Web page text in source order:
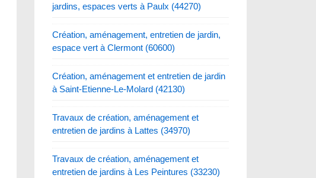
jardins, espaces verts à Paulx (44270)
Création, aménagement, entretien de jardin,
espace vert à Clermont (60600)
Création, aménagement et entretien de jardin
à Saint-Etienne-Le-Molard (42130)
Travaux de création, aménagement et
entretien de jardins à Lattes (34970)
Travaux de création, aménagement et
entretien de jardins à Les Peintures (33230)